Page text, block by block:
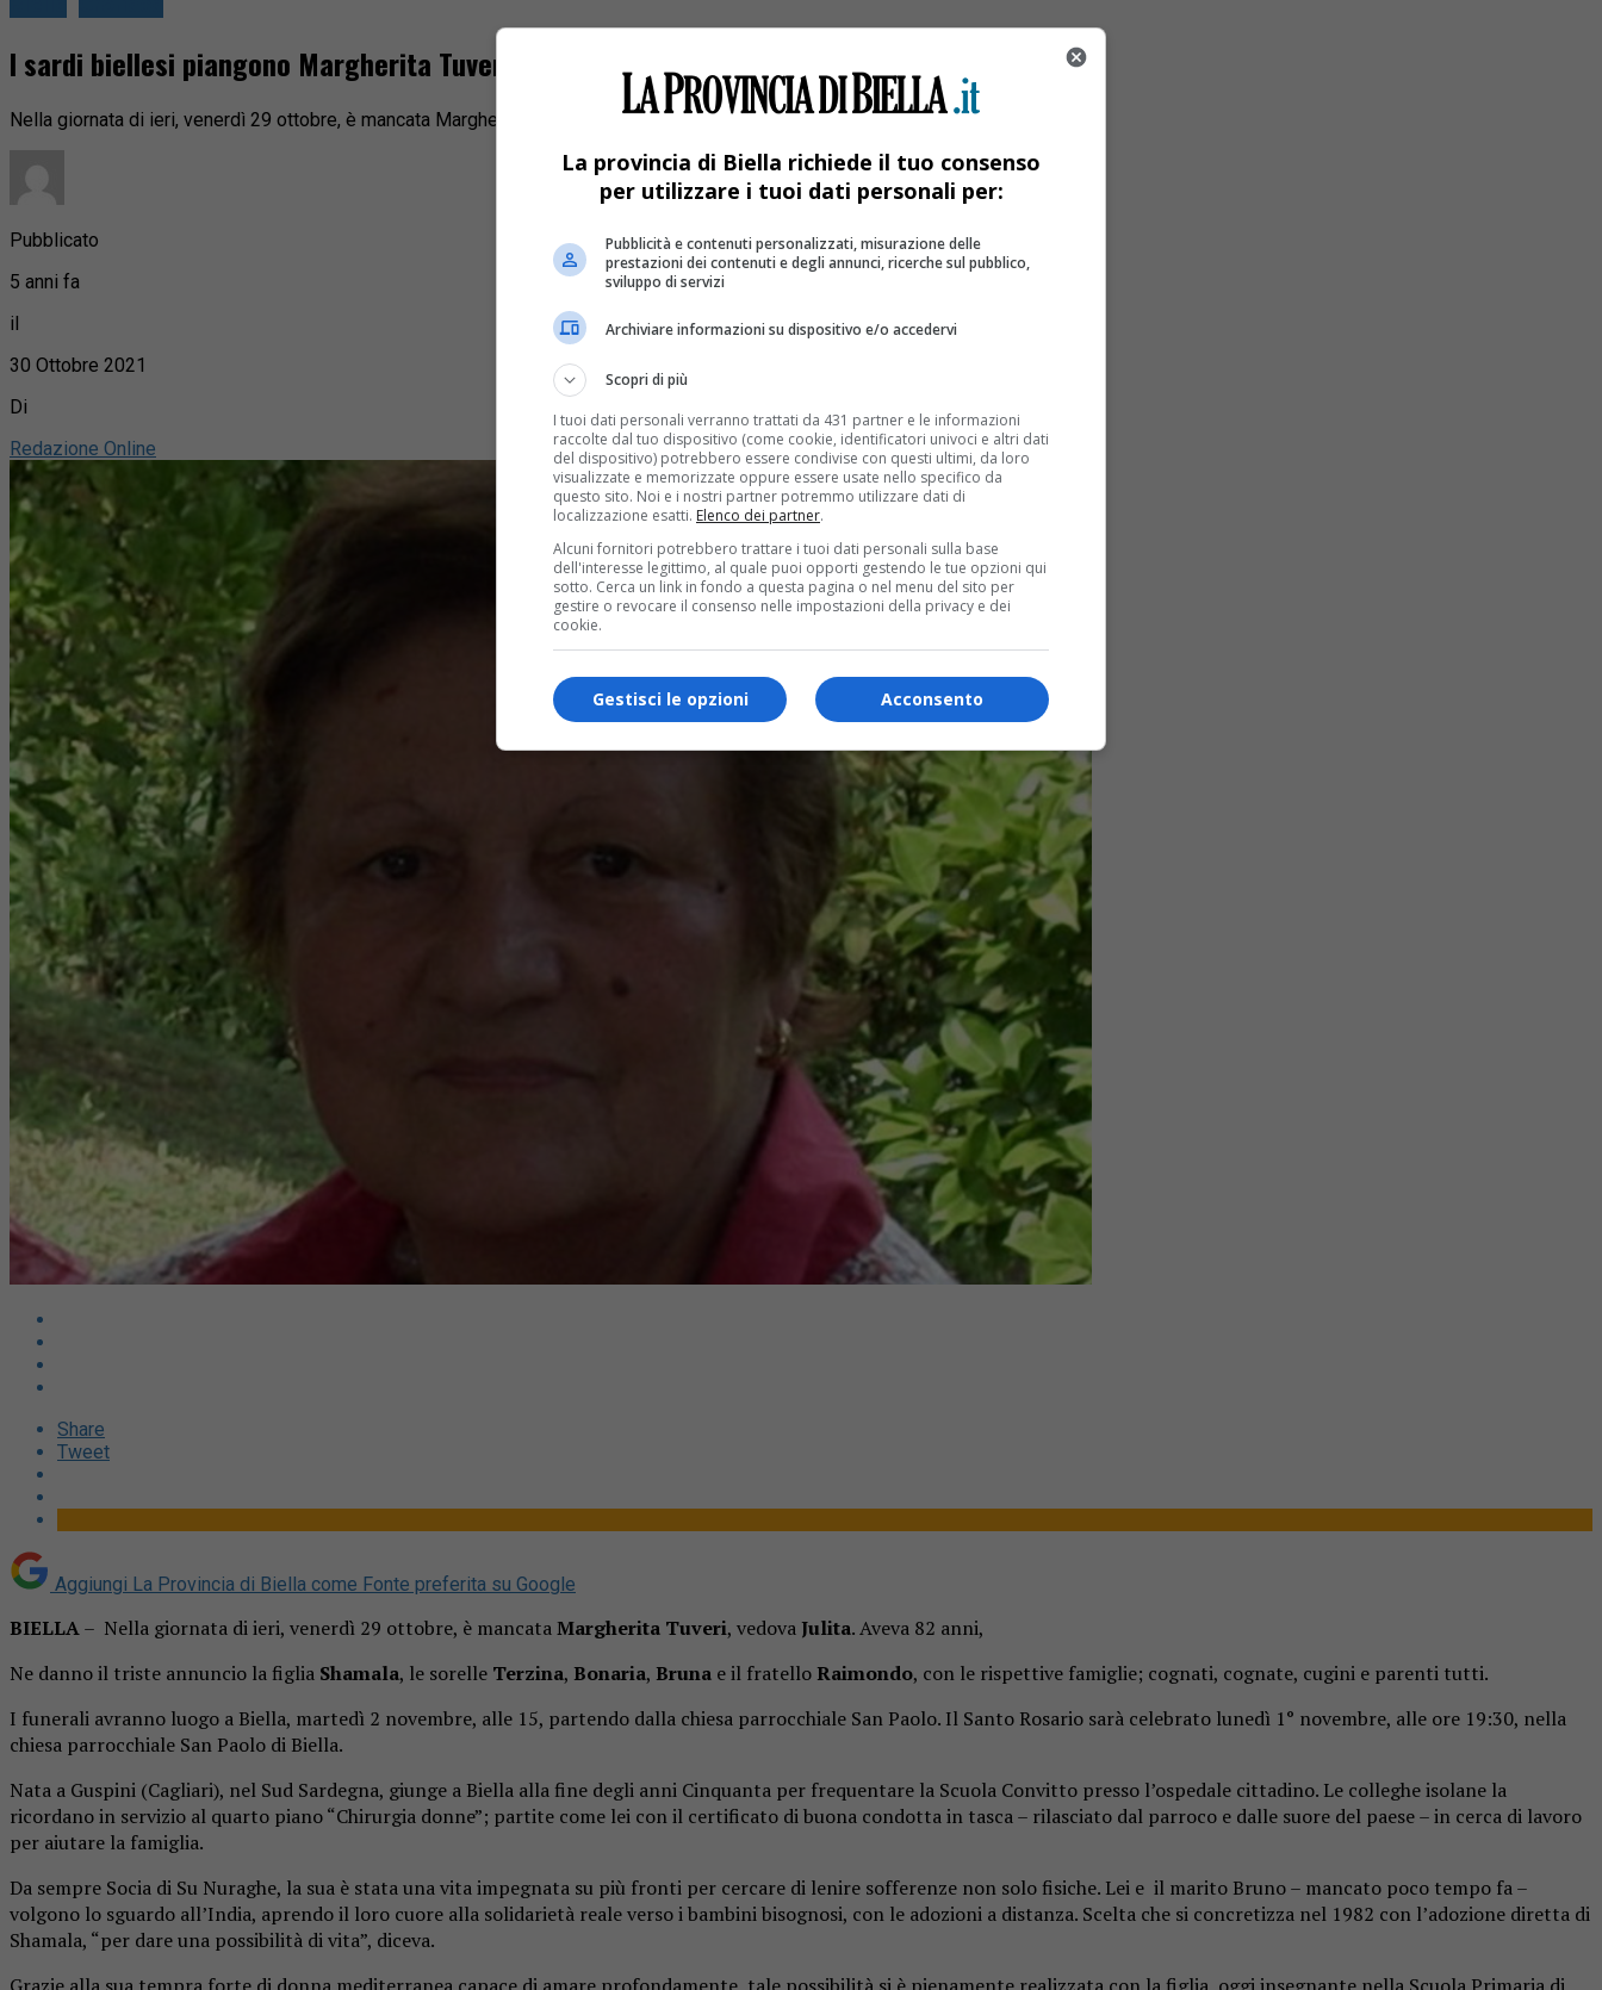
I sardi biellesi piangono Margherita Tuveri
Nella giornata di ieri, venerdì 29 ottobre, è mancata Margherita Tuveri, vedova Julita. Lascia la figlia Shamala
Pubblicato
5 anni fa
il
30 Ottobre 2021
Di
Redazione Online
Share
Tweet
Aggiungi La Provincia di Biella come Fonte preferita su Google
BIELLA– Nella giornata di ieri, venerdì 29 ottobre, è mancataMargherita Tuveri, vedova Julita. Aveva 82 anni,
Ne danno il triste annuncio la figlia Shamala, le sorelle Terzina, Bonaria, Bruna e il fratello Raimondo, con le rispettive famiglie; cognati, cognate, cugini e parenti tutti.
I funerali avranno luogo a Biella, martedì 2 novembre, alle 15, partendo dalla chiesa parrocchiale San Paolo. Il Santo Rosario sarà celebrato lunedì 1° novembre, alle ore 19:30, nella
chiesa parrocchiale San Paolo di Biella.
Nata a Guspini (Cagliari), nel Sud Sardegna, giunge a Biella alla fine degli anni Cinquanta per frequentare la Scuola Convitto presso l’ospedale cittadino. Le colleghe isolane la
ricordano in servizio al quarto piano “Chirurgia donne”; partite come lei con il certificato di buona condotta in tasca – rilasciato dal parroco e dalle suore del paese – in cerca di lavoro
per aiutare la famiglia.
Da sempre Socia di Su Nuraghe, la sua è stata una vita impegnata su più fronti per cercare di lenire sofferenze non solo fisiche. Lei e il marito Bruno – mancato poco tempo fa –
volgono lo sguardo all’India, aprendo il loro cuore alla solidarietà reale verso i bambini bisognosi, con le adozioni a distanza. Scelta che si concretizza nel 1982 con l’adozione diretta di
Shamala, “per dare una possibilità di vita”, diceva.
La provincia di Biella richiede il tuo consenso
per utilizzare i tuoi dati personali per:
Pubblicità e contenuti personalizzati, misurazione delle
prestazioni dei contenuti e degli annunci, ricerche sul pubblico,
sviluppo di servizi
Archiviare informazioni su dispositivo e/o accedervi
Scopri di più
I tuoi dati personali verranno trattati da 431 partner e le informazioni
raccolte dal tuo dispositivo (come cookie, identificatori univoci e altri dati
del dispositivo) potrebbero essere condivise con questi ultimi, da loro
visualizzate e memorizzate oppure essere usate nello specifico da
questo sito. Noi e i nostri partner potremmo utilizzare dati di
localizzazione esatti. Elenco dei partner.
Alcuni fornitori potrebbero trattare i tuoi dati personali sulla base
dell'interesse legittimo, al quale puoi opporti gestendo le tue opzioni qui
sotto. Cerca un link in fondo a questa pagina o nel menu del sito per
gestire o revocare il consenso nelle impostazioni della privacy e dei
cookie.
Acconsento
Gestisci le opzioni